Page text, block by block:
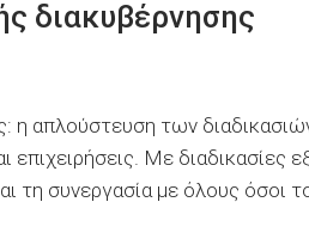
διακυβέρνησης
η απλούστευση των
Με διαδικασίες
τη συνεργασία με όλους όσοι